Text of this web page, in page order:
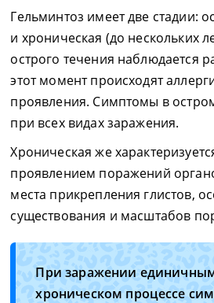
Гельминтоз имеет две стадии:
и хроническая (до нескольких
острого течения наблюдается
этот момент происходят
проявления. Симптомы в
при всех видах заражения.
Хроническая же
проявлением поражений
места прикрепления глистов,
существования и масштабов
При заражении
хроническом процессе